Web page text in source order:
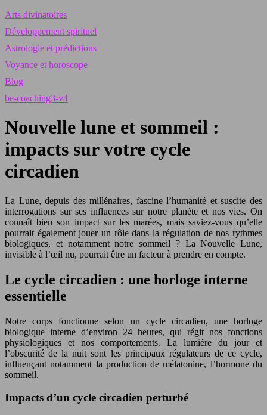
Arts divinatoires
Développement spirituel
Astrologie et prédictions
Voyance et horoscope
Blog
be-coaching3-v4
Nouvelle lune et sommeil :
impacts sur votre cycle
circadien
La Lune, depuis des millénaires, fascine l’humanité et suscite des
interrogations sur ses influences sur notre planète et nos vies. On
connaît bien son impact sur les marées, mais saviez-vous qu’elle
pourrait également jouer un rôle dans la régulation de nos rythmes
biologiques, et notamment notre sommeil ? La Nouvelle Lune,
invisible à l’œil nu, pourrait être un facteur à prendre en compte.
Le cycle circadien : une horloge interne
essentielle
Notre corps fonctionne selon un cycle circadien, une horloge
biologique interne d’environ 24 heures, qui régit nos fonctions
physiologiques et nos comportements. La lumière du jour et
l’obscurité de la nuit sont les principaux régulateurs de ce cycle,
influençant notamment la production de mélatonine, l’hormone du
sommeil.
Impacts d’un cycle circadien perturbé